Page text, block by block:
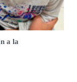
a la